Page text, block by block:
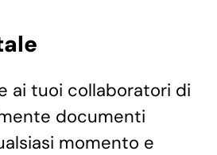
ai tuoi collaboratori di
documenti
momento e